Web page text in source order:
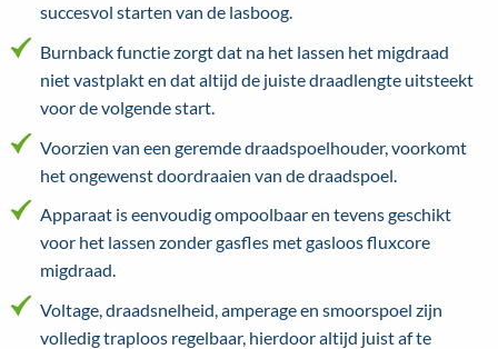
succesvol starten van de lasboog.
Burnback functie zorgt dat na het lassen het migdraad
niet vastplakt en dat altijd de juiste draadlengte uitsteekt
voor de volgende start.
Voorzien van een geremde draadspoelhouder, voorkomt
het ongewenst doordraaien van de draadspoel.
Apparaat is eenvoudig ompoolbaar en tevens geschikt
voor het lassen zonder gasfles met gasloos fluxcore
migdraad.
Voltage, draadsnelheid, amperage en smoorspoel zijn
volledig traploos regelbaar, hierdoor altijd juist af te